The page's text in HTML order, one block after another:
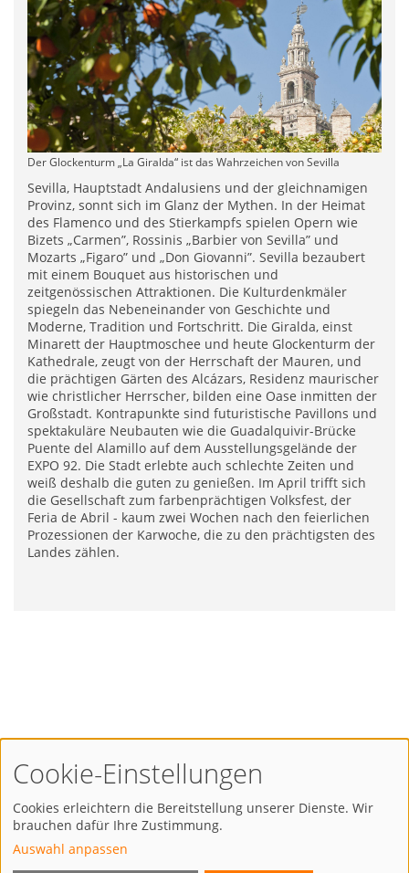
Der Glockenturm „La Giralda“ ist das Wahrzeichen von Sevilla
Sevilla, Hauptstadt Andalusiens und der gleichnamigen
Provinz, sonnt sich im Glanz der Mythen. In der Heimat
des Flamenco und des Stierkampfs spielen Opern wie
Bizets „Carmen”, Rossinis „Barbier von Sevilla” und
Mozarts „Figaro” und „Don Giovanni”. Sevilla bezaubert
mit einem Bouquet aus historischen und
zeitgenössischen Attraktionen. Die Kulturdenkmäler
spiegeln das Nebeneinander von Geschichte und
Moderne, Tradition und Fortschritt. Die Giralda, einst
Minarett der Hauptmoschee und heute Glockenturm der
Kathedrale, zeugt von der Herrschaft der Mauren, und
die prächtigen Gärten des Alcázars, Residenz maurischer
wie christlicher Herrscher, bilden eine Oase inmitten der
Großstadt. Kontrapunkte sind futuristische Pavillons und
spektakuläre Neubauten wie die Guadalquivir-Brücke
Puente del Alamillo auf dem Ausstellungsgelände der
EXPO 92. Die Stadt erlebte auch schlechte Zeiten und
weiß deshalb die guten zu genießen. Im April trifft sich
die Gesellschaft zum farbenprächtigen Volksfest, der
Feria de Abril - kaum zwei Wochen nach den feierlichen
Prozessionen der Karwoche, die zu den prächtigsten des
Landes zählen.
Zahlarten
Cookie-Einstellungen
Cookies erleichtern die Bereitstellung unserer Dienste. Wir
brauchen dafür Ihre Zustimmung.
Auswahl anpassen